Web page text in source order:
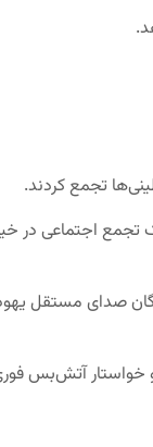
تجمع کردند.
مستقل
خواستار آتش‌بس